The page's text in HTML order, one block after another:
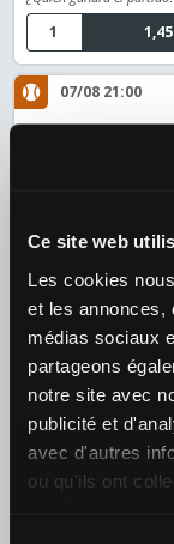
Ce site web
Les cookies
et les annonces,
médias sociaux
partageons
notre site avec
publicité et
avec d'autres
ou qu'ils ont
1,45
1
07/08 21:00
Joint, Maya /
07/08 23:00
Elise Mertens
¿Quién ganará el partido?
2,62
1
Caty Mcnally
¿Quién ganará el partido?